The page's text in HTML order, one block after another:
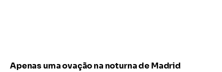
Apenas uma ovação na noturna de Madrid